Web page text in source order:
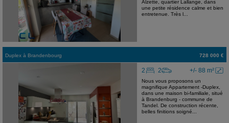
Alzette, quartier Lallange, dans
une petite résidence calme et bien
entretenue. Très l...
Duplex à Brandenbourg 728 000 €
+/- 88 m²
2 2
Nous vous proposons un
magnifique Appartement -Duplex,
dans une maison bi-familiale, situé
à Brandenburg - commune de
Tandel. De construction récente,
belles finitions soigné...